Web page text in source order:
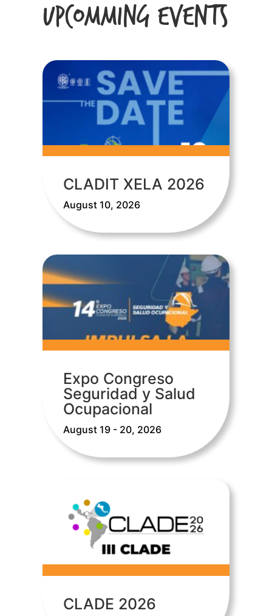
Upcomming Events
CLADIT XELA 2026
August 10, 2026
Expo Congreso
Seguridad y Salud
Ocupacional
August 19 - 20, 2026
CLADE 2026